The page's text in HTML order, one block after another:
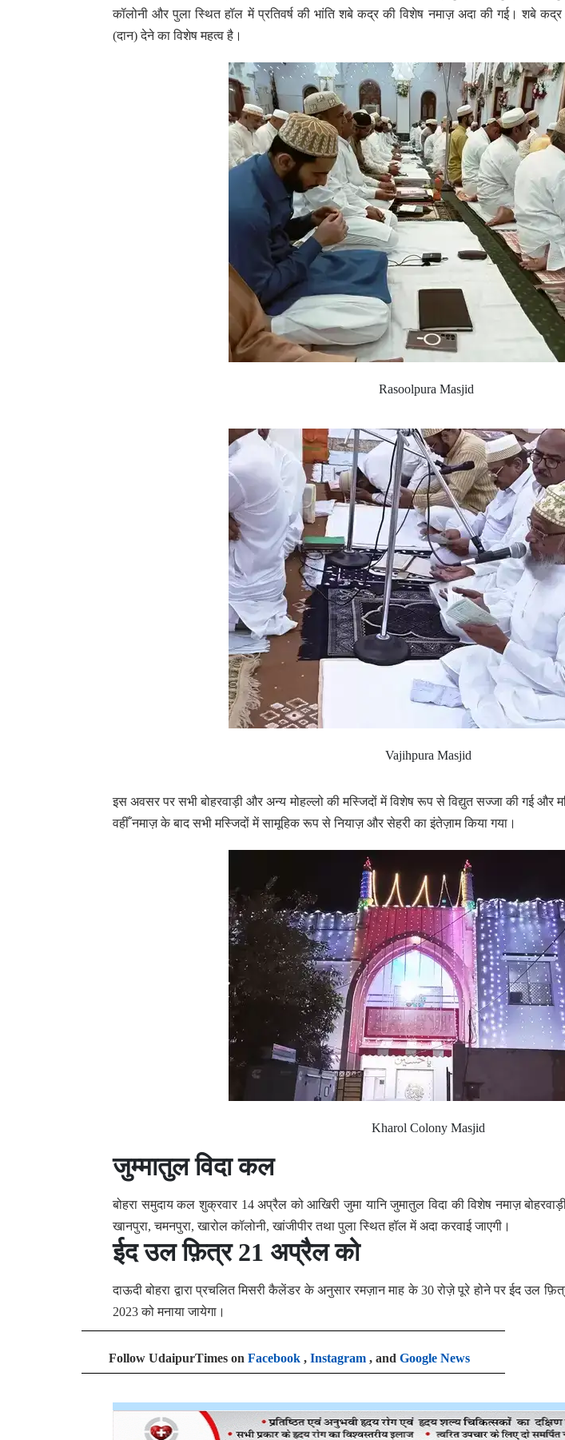
कॉलोनी और पुला स्थित हॉल में प्रतिवर्ष की भांति शबे कद्र की विशेष नमाज़ अदा की गई। शबे
(दान) देने का विशेष महत्व है।
Rasoolpura Masjid
Vajihpura Masjid
इस अवसर पर सभी बोहरवाड़ी और अन्य मोहल्लो की मस्जिदों में विशेष रूप से विद्युत सज्जा की गई
वहीँ नमाज़ के बाद सभी मस्जिदों में सामूहिक रूप से नियाज़ और सेहरी का इंतेज़ाम किया गया।
Kharol Colony Masjid
जुम्मातुल विदा कल
बोहरा समुदाय कल शुक्रवार 14 अप्रैल को आखिरी जुमा यानि जुमातुल विदा की विशेष नमाज़
खानपुरा, चमनपुरा, खारोल कॉलोनी, खांजीपीर तथा पुला स्थित हॉल में अदा करवाई जाएगी।
ईद उल फ़ित्र 21 अप्रैल को
दाऊदी बोहरा द्वारा प्रचलित मिसरी कैलेंडर के अनुसार रमज़ान माह के 30 रोज़े पूरे होने पर ईद उल
2023 को मनाया जायेगा।
Follow UdaipurTimes on Facebook , Instagram , and Google News